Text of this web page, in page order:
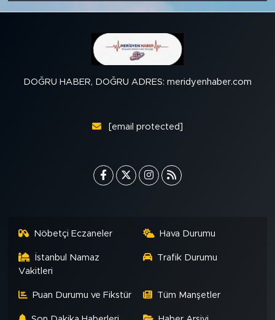
DOĞRU HABER, DOĞRU ADRES: meridyenhaber.com
[email protected]
Nöbetçi Eczaneler Hava Durumu
İstanbul Namaz
Vakitleri
Trafik Durumu
Puan Durumu ve Fikstür Tüm Manşetler